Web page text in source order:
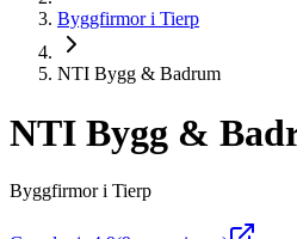
Byggfirmori Tierp
NTI Bygg & Badrum
NTI Bygg &
Byggfirmori Tierp